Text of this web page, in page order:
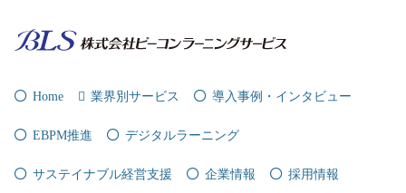
Home 業界別サービス 導入事例・インタビュー
EBPM推進 デジタルラーニング
サステイナブル経営支援 企業情報 採用情報